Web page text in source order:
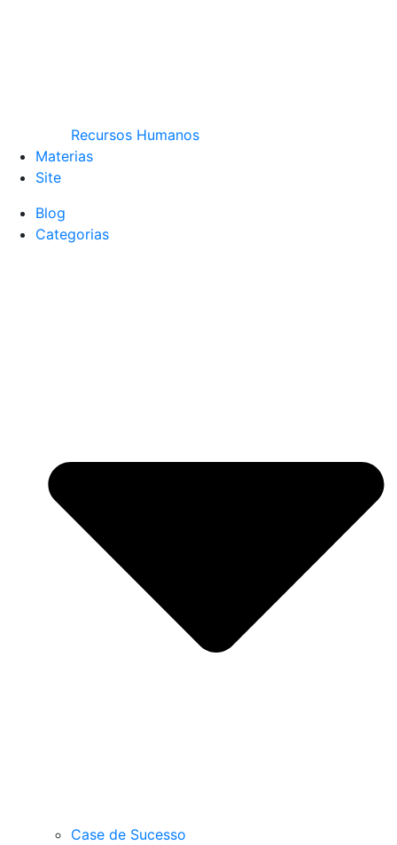
Recursos Humanos
Materias
Site
Blog
Categorias
Case de Sucesso